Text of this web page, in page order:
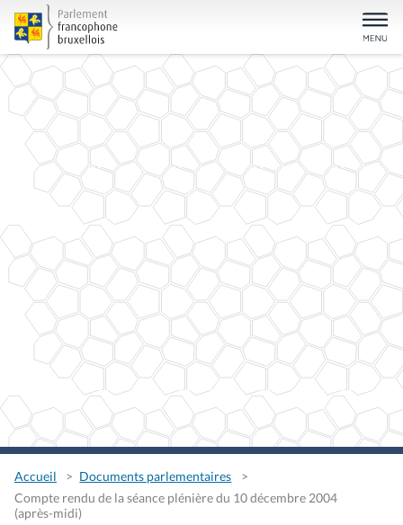
Accueil
Documents parlementaires
Compte rendu de la séance plénière du 10 décembre 2004
(après-midi)